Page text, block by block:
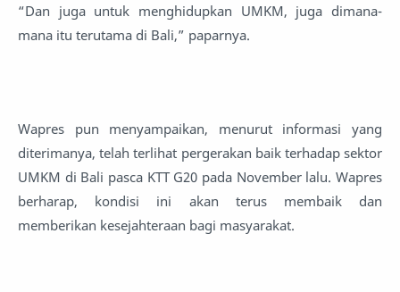
“Dan juga untuk menghidupkan UMKM, juga dimana-
mana itu terutama di Bali,” paparnya.
Wapres pun menyampaikan, menurut informasi yang
diterimanya, telah terlihat pergerakan baik terhadap sektor
UMKM di Bali pasca KTT G20 pada November lalu. Wapres
berharap, kondisi ini akan terus membaik dan
memberikan kesejahteraan bagi masyarakat.